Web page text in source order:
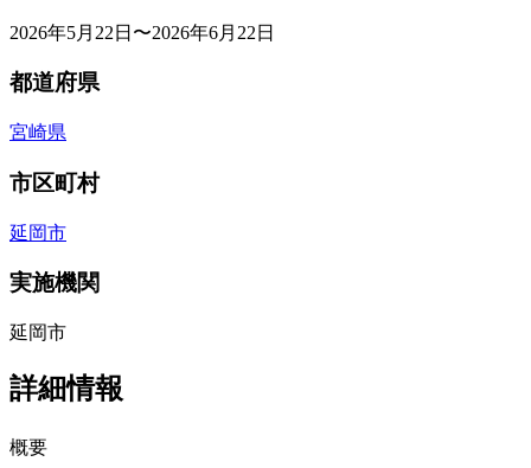
2026年5月22日〜2026年6月22日
都道府県
宮崎県
市区町村
延岡市
実施機関
延岡市
詳細情報
概要